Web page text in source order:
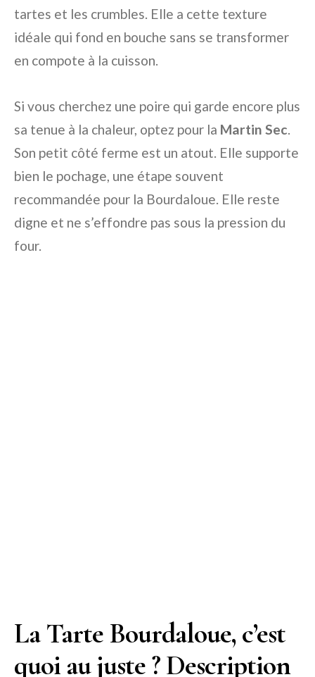
tartes et les crumbles. Elle a cette texture
idéale qui fond en bouche sans se transformer
en compote à la cuisson.
Si vous cherchez une poire qui garde encore plus
sa tenue à la chaleur, optez pour la Martin Sec.
Son petit côté ferme est un atout. Elle supporte
bien le pochage, une étape souvent
recommandée pour la Bourdaloue. Elle reste
digne et ne s’effondre pas sous la pression du
four.
La Tarte Bourdaloue, c’est
quoi au juste ? Description